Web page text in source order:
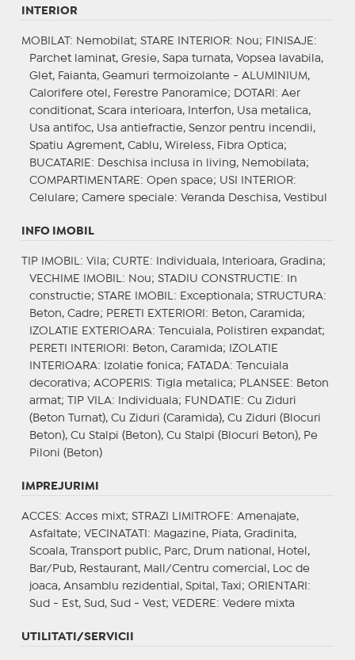
INTERIOR
MOBILAT : Nemobilat; STARE INTERIOR: Nou; FINISAJE :
Parchet laminat, Gresie, Sapa turnata, Vopsea lavabila,
Glet, Faianta, Geamuri termoizolante - ALUMINIUM,
Calorifere otel, Ferestre Panoramice;
DOTARI : Aer
conditionat, Scara interioara, Interfon, Usa metalica,
Usa antifoc, Usa antiefractie, Senzor pentru incendii,
Spatiu Agrement, Cablu, Wireless, Fibra Optica;
BUCATARIE : Deschisa inclusa in living, Nemobilata;
COMPARTIMENTARE : Open space; USI INTERIOR:
Celulare; Camere speciale: Veranda Deschisa, Vestibul
INFO IMOBIL
TIP IMOBIL : Vila; CURTE : Individuala, Interioara, Gradina;
VECHIME IMOBIL : Nou; STADIU CONSTRUCTIE : In
constructie; STARE IMOBIL : Exceptionala; STRUCTURA:
Beton, Cadre; PERETI EXTERIORI : Beton, Caramida;
IZOLATIE EXTERIOARA: Tencuiala, Polistiren expandat;
PERETI INTERIORI : Beton, Caramida;
IZOLATIE
INTERIOARA: Izolatie fonica; FATADA: Tencuiala
decorativa; ACOPERIS: Tigla metalica; PLANSEE : Beton
armat;
TIP VILA: Individuala; FUNDATIE : Cu Ziduri
(Beton Turnat), Cu Ziduri (Caramida), Cu Ziduri (Blocuri
Beton), Cu Stalpi (Beton), Cu Stalpi (Blocuri Beton), Pe
Piloni (Beton)
IMPREJURIMI
ACCES: Acces mixt; STRAZI LIMITROFE : Amenajate,
Asfaltate; VECINATATI : Magazine, Piata, Gradinita,
Scoala, Transport public, Parc, Drum national, Hotel,
Bar/Pub, Restaurant, Mall/Centru comercial, Loc de
joaca, Ansamblu rezidential, Spital, Taxi; ORIENTARI :
Sud - Est, Sud, Sud - Vest; VEDERE : Vedere mixta
UTILITATI/SERVICII